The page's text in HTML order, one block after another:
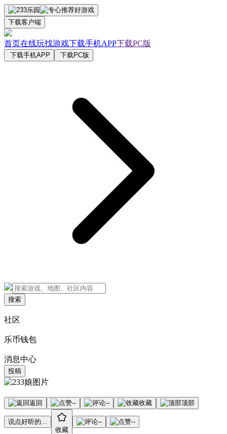
下载客户端
首页在线玩找游戏下载手机APP下载PC版
下载手机APP 下载PC版
搜索
社区
乐币钱包
消息中心
投稿
返回 -- -- 收藏 顶部
说点好听的...
收藏
-- --